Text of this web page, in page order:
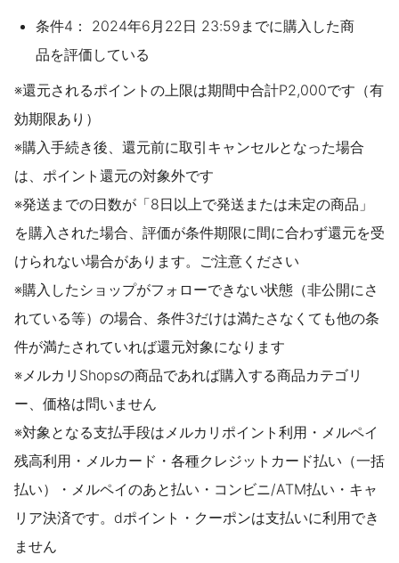
条件4： 2024年6月22日 23:59までに購入した商
品を評価している
※還元されるポイントの上限は期間中合計P2,000です（有
効期限あり）
※購入手続き後、還元前に取引キャンセルとなった場合
は、ポイント還元の対象外です
※発送までの日数が「8日以上で発送または未定の商品」
を購入された場合、評価が条件期限に間に合わず還元を受
けられない場合があります。ご注意ください
※購入したショップがフォローできない状態（非公開にさ
れている等）の場合、条件3だけは満たさなくても他の条
件が満たされていれば還元対象になります
※メルカリShopsの商品であれば購入する商品カテゴリ
ー、価格は問いません
※対象となる支払手段はメルカリポイント利用・メルペイ
残高利用・メルカード・各種クレジットカード払い（一括
払い）・メルペイのあと払い・コンビニ/ATM払い・キャ
リア決済です。dポイント・クーポンは支払いに利用でき
ません